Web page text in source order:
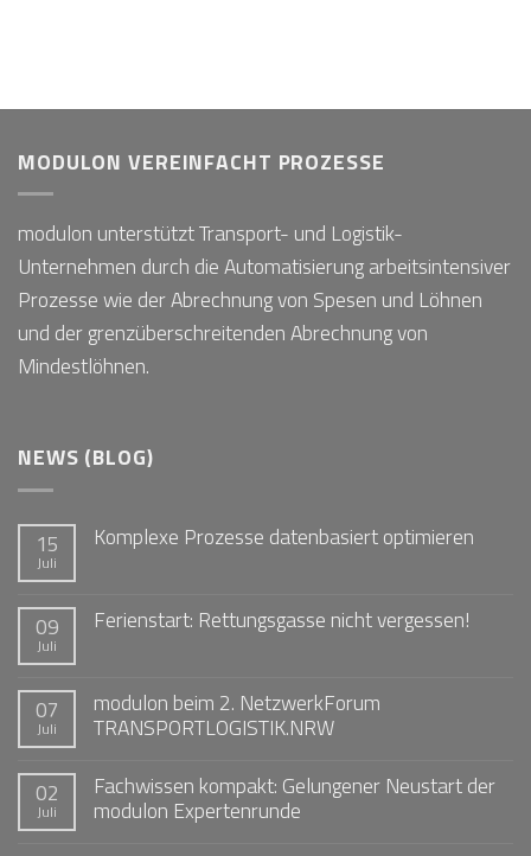
MODULON VEREINFACHT PROZESSE
modulon unterstützt Transport- und Logistik-
Unternehmen durch die Automatisierung arbeitsintensiver
Prozesse wie der Abrechnung von Spesen und Löhnen
und der grenzüberschreitenden Abrechnung von
Mindestlöhnen.
NEWS (BLOG)
15
Juli
Komplexe Prozesse datenbasiert optimieren
09
Juli
Ferienstart: Rettungsgasse nicht vergessen!
07
Juli
modulon beim 2. NetzwerkForum
TRANSPORTLOGISTIK.NRW
02
Juli
Fachwissen kompakt: Gelungener Neustart der
modulon Expertenrunde